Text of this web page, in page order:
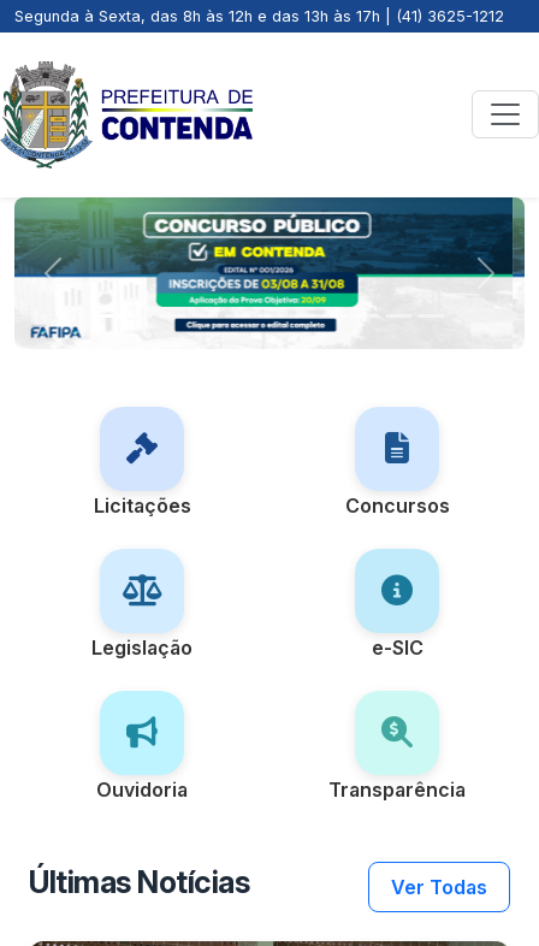
Segunda à Sexta, das 8h às 12h e das 13h às 17h | (41) 3625-1212
Previous Next
Licitações Concursos
Legislação e-SIC
Ouvidoria Transparência
Últimas Notícias Ver Todas